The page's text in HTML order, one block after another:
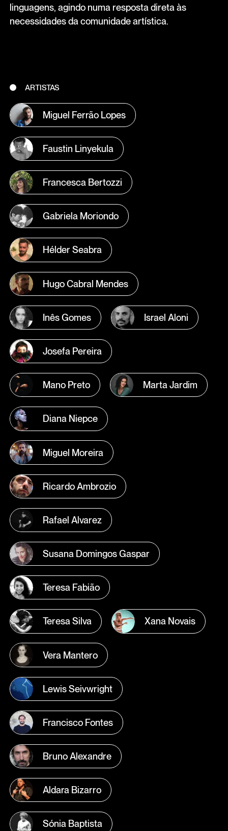
linguagens, agindo numa resposta direta às
necessidades da comunidade artística.
ARTISTAS
Miguel Ferrão Lopes
Faustin Linyekula
Francesca Bertozzi
Gabriela Moriondo
Hélder Seabra
Hugo Cabral Mendes
Inês Gomes Israel Aloni
Josefa Pereira
Mano Preto Marta Jardim
Diana Niepce
Miguel Moreira
Ricardo Ambrozio
Rafael Alvarez
Susana Domingos Gaspar
Teresa Fabião
Teresa Silva Xana Novais
Vera Mantero
Lewis Seivwright
Francisco Fontes
Bruno Alexandre
Aldara Bizarro
Sónia Baptista